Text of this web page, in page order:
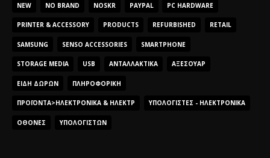
NEW NO BRAND NOSKR PAYPAL PC HARDWARE
PRINTER & ACCESSORY PRODUCTS REFURBISHED RETAIL
SAMSUNG SENSO ACCESSORIES SMARTPHONE
STORAGE MEDIA USB ΑΝΤΑΛΛΑΚΤΙΚΆ ΑΞΕΣΟΥΆΡ
ΕΊΔΗ ΔΏΡΩΝ ΠΛΗΡΟΦΟΡΙΚΉ
ΠΡΟΪΌΝΤΑ>ΗΛΕΚΤΡΟΝΙΚΆ & ΗΛΕΚΤΡ ΥΠΟΛΟΓΙΣΤΈΣ - ΗΛΕΚΤΡΟΝΙΚΆ
ΟΘΌΝΕΣ ΥΠΟΛΟΓΙΣΤΏΝ